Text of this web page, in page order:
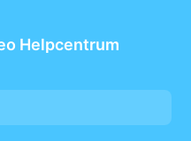
Helpcentrum